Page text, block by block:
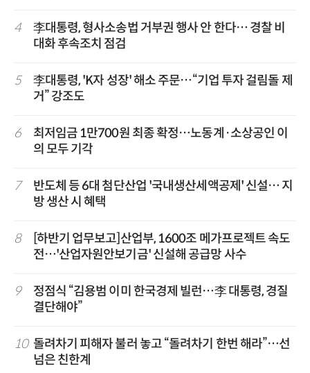
4
李대통령, 형사소송법 거부권 행사 안 한다… 경찰 비
대화 후속조치 점검
5
李대통령, 'K자 성장' 해소 주문…“기업 투자 걸림돌 제
거” 강조도
6
최저임금 1만700원 최종 확정…노동계·소상공인 이
의 모두 기각
7
반도체 등 6대 첨단산업 '국내생산세액공제' 신설… 지
방 생산 시 혜택
8
[하반기 업무보고]산업부, 1600조 메가프로젝트 속도
전…'산업자원안보기금' 신설해 공급망 사수
9
정점식 “김용범 이미 한국경제 빌런…李 대통령, 경질
결단해야”
10 돌려차기 피해자 불러 놓고 “돌려차기 한번 해라”…선
넘은 친한계